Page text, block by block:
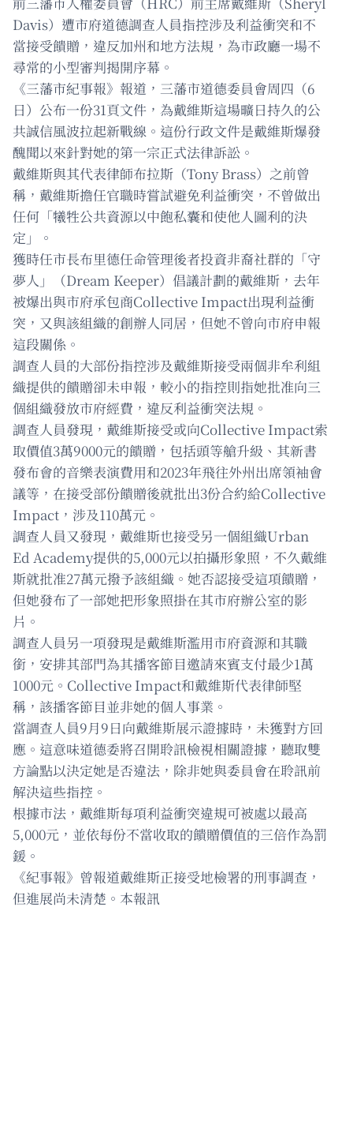
Davis）遭市府道德調查人員指控涉及利益衝突和不
當接受饋贈，違反加州和地方法規，為市政廳一場不
尋常的小型審判揭開序幕。
《三藩市紀事報》報道，三藩市道德委員會周四（6
日）公布一份31頁文件，為戴維斯這場曠日持久的公
共誠信風波拉起新戰線。這份行政文件是戴維斯爆發
醜聞以來針對她的第一宗正式法律訴訟。
戴維斯與其代表律師布拉斯（Tony Brass）之前曾
稱，戴維斯擔任官職時嘗試避免利益衝突，不曾做出
任何「犧牲公共資源以中飽私囊和使他人圖利的決
定」。
獲時任市長布里德任命管理後者投資非裔社群的「守
夢人」（Dream Keeper）倡議計劃的戴維斯，去年
被爆出與市府承包商Collective Impact出現利益衝
突，又與該組織的創辦人同居，但她不曾向市府申報
這段關係。
調查人員的大部份指控涉及戴維斯接受兩個非牟利組
織提供的饋贈卻未申報，較小的指控則指她批准向三
個組織發放市府經費，違反利益衝突法規。
調查人員發現，戴維斯接受或向Collective Impact索
取價值3萬9000元的饋贈，包括頭等艙升級、其新書
發布會的音樂表演費用和2023年飛往外州出席領袖會
議等，在接受部份饋贈後就批出3份合約給Collective
Impact，涉及110萬元。
調查人員又發現，戴維斯也接受另一個組織Urban
Ed Academy提供的5,000元以拍攝形象照，不久戴維
斯就批准27萬元撥予該組織。她否認接受這項饋贈，
但她發布了一部她把形象照掛在其市府辦公室的影
片。
調查人員另一項發現是戴維斯濫用市府資源和其職
銜，安排其部門為其播客節目邀請來賓支付最少1萬
1000元。Collective Impact和戴維斯代表律師堅
稱，該播客節目並非她的個人事業。
當調查人員9月9日向戴維斯展示證據時，未獲對方回
應。這意味道德委將召開聆訊檢視相關證據，聽取雙
方論點以決定她是否違法，除非她與委員會在聆訊前
解決這些指控。
根據市法，戴維斯每項利益衝突違規可被處以最高
5,000元，並依每份不當收取的饋贈價值的三倍作為罰
鍰。
《紀事報》曾報道戴維斯正接受地檢署的刑事調查，
但進展尚未清楚。本報訊